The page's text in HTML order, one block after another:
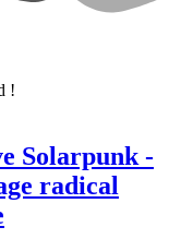
!
Solarpunk -
radical